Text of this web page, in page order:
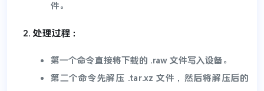
件。
处理过程：
第一个命令直接将下载的 .raw 文件写入设备。
第二个命令先解压 .tar.xz 文件，然后将解压后的